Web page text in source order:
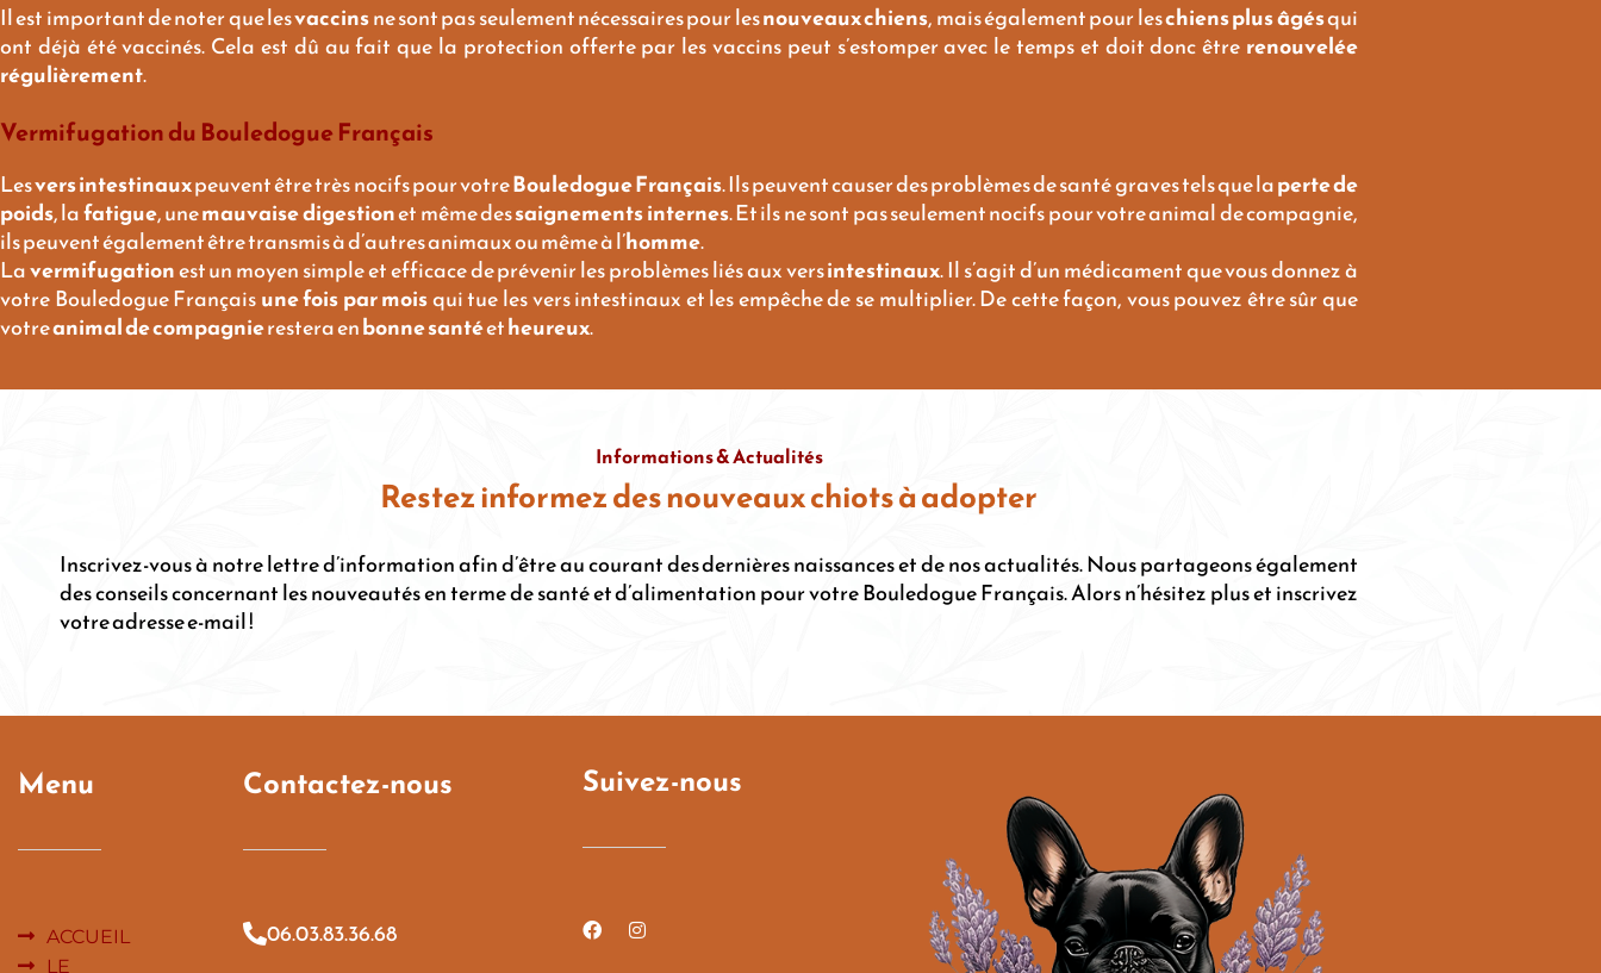
Il est important de noter que lesvaccinsne sont pas seulement nécessaires pour lesnouveaux chiens, mais également pour leschiens plus âgésqui
ont déjà été vaccinés. Cela est dû au fait que la protection offerte par les vaccins peut s’estomper avec le temps et doit donc être renouvelée
régulièrement.
Vermifugation du Bouledogue Français
Lesvers intestinauxpeuvent être très nocifs pour votreBouledogue Français. Ils peuvent causer des problèmes de santé graves tels que laperte de
poids, lafatigue, unemauvaise digestionet même dessaignements internes. Et ils ne sont pas seulement nocifs pour votre animal de compagnie,
ils peuvent également être transmis à d’autres animaux ou même à l’homme.
Lavermifugationest un moyen simple et efficace de prévenir les problèmes liés aux versintestinaux. Il s’agit d’un médicament que vous donnez à
votre Bouledogue Françaisune fois par moisqui tue les vers intestinaux et les empêche de se multiplier. De cette façon, vous pouvez être sûr que
votreanimal de compagnierestera enbonne santéetheureux.
Informations & Actualités
Restez informez des nouveaux chiots à adopter
Inscrivez-vous à notre lettre d’information afin d’être au courant des dernières naissances et de nos actualités. Nous partageons également
des conseils concernant les nouveautés en terme de santé et d’alimentation pour votre Bouledogue Français. Alors n’hésitez plus et inscrivez
votre adresse e-mail !
Menu
ACCUEIL
LE
Contactez-nous
06.03.83.36.68
Suivez-nous